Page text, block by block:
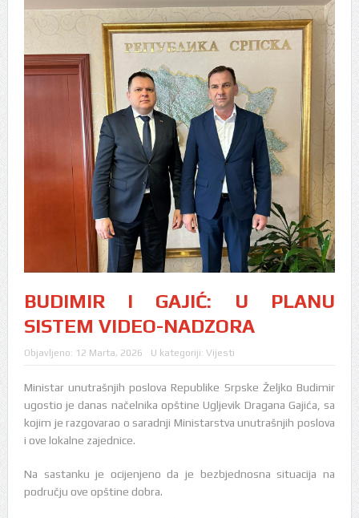
BUDIMIR I GAJIĆ: U PLANU
SISTEM VIDEO-NADZORA
Objavljeno: 12 Marta, 2026 U kategoriji: Vijesti
Ministar unutrašnjih poslova Republike Srpske Željko Budimir
ugostio je danas načelnika opštine Ugljevik Dragana Gajića, sa
kojim je razgovarao o saradnji Ministarstva unutrašnjih poslova
i ove lokalne zajednice.
Na sastanku je ocijenjeno da je bezbjednosna situacija na
području ove opštine dobra.